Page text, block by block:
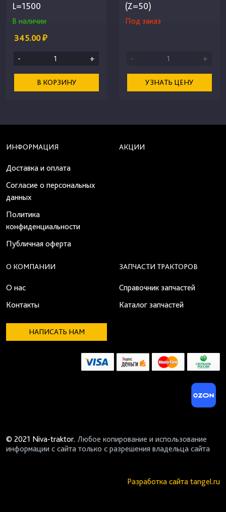
L=1500
В наличии
345.00 ₽
- +
В КОРЗИНУ
(Z=50)
Под заказ
- +
УЗНАТЬ ЦЕНУ
ИНФОРМАЦИЯ
Доставка и оплата
Согласие о персональных
данных
Политика
конфиденциальности
Публичная оферта
АКЦИИ
О КОМПАНИИ
О нас
Контакты
ЗАПЧАСТИ ТРАКТОРОВ
Справочник запчастей
Каталог запчастей
НАПИСАТЬ НАМ
© 2021 Niva-traktor. Любое копирование и использование
информации с сайта только с разрешения владельца сайта
Разработка сайта tangel.ru